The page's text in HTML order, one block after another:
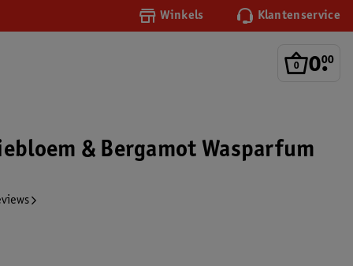
Winkels Klantenservice
0.
00
& Bergamot Wasparfum